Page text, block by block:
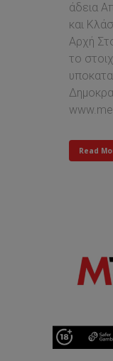
άδεια
και
Αρχή
τo
Read